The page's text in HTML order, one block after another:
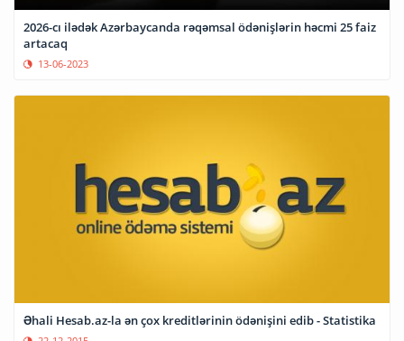
2026-cı ilədək Azərbaycanda rəqəmsal ödənişlərin həcmi 25 faiz
artacaq
13-06-2023
Əhali Hesab.az-la ən çox kreditlərinin ödənişini edib - Statistika